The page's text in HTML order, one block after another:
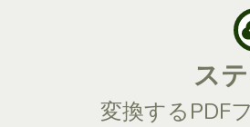
ス
変換するPDF